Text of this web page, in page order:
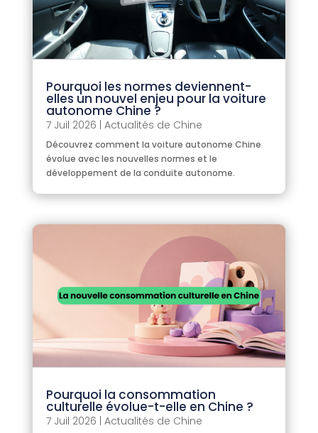
Pourquoi les normes deviennent-
elles un nouvel enjeu pour la voiture
autonome Chine ?
7 Juil 2026 | Actualités de Chine
Découvrez comment la voiture autonome Chine
évolue avec les nouvelles normes et le
développement de la conduite autonome.
Pourquoi la consommation
culturelle évolue-t-elle en Chine ?
7 Juil 2026 | Actualités de Chine